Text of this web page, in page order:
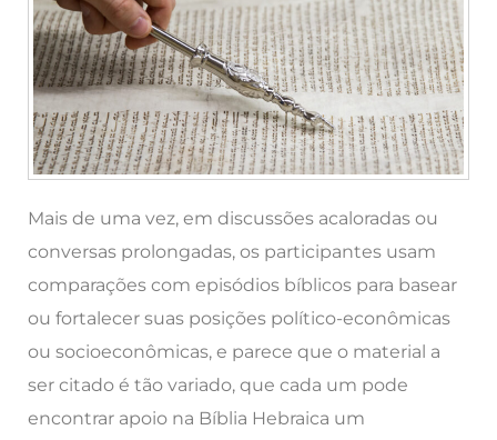
Mais de uma vez, em discussões acaloradas ou
conversas prolongadas, os participantes usam
comparações com episódios bíblicos para basear
ou fortalecer suas posições político-econômicas
ou socioeconômicas, e parece que o material a
ser citado é tão variado, que cada um pode
encontrar apoio na Bíblia Hebraica um